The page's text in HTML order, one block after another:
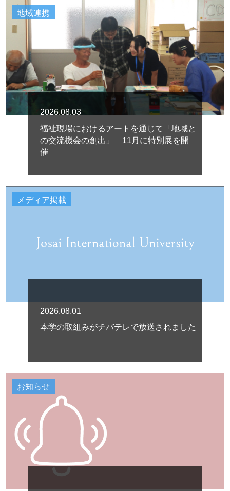
地域連携
2026.08.03
福祉現場におけるアートを通じて「地域と
の交流機会の創出」 11月に特別展を開
催
メディア掲載
2026.08.01
本学の取組みがチバテレで放送されました
お知らせ